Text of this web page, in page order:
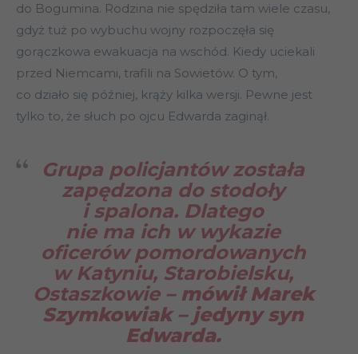
do Bogumina. Rodzina nie spędziła tam wiele czasu,
gdyż tuż po wybuchu wojny rozpoczęła się
gorączkowa ewakuacja na wschód. Kiedy uciekali
przed Niemcami, trafili na Sowietów. O tym,
co działo się później, krąży kilka wersji. Pewne jest
tylko to, że słuch po ojcu Edwarda zaginął.
Grupa policjantów została
zapędzona do stodoły
i spalona. Dlatego
nie ma ich w wykazie
oficerów pomordowanych
w Katyniu, Starobielsku,
Ostaszkowie – mówił Marek
Szymkowiak – jedyny syn
Edwarda.